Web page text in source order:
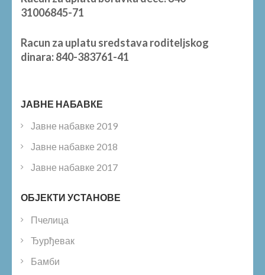
31006845-71
Racun za uplatu sredstava roditeljskog
dinara: 840-383761-41
ЈАВНЕ НАБАВКЕ
Јавне набавке 2019
Јавне набавке 2018
Јавне набавке 2017
ОБЈЕКТИ УСТАНОВЕ
Пчелица
Ђурђевак
Бамби